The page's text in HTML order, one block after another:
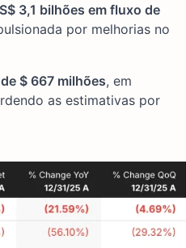
3,1 bilhões em fluxo de
por melhorias no
$ 667 milhões, em
as estimativas por